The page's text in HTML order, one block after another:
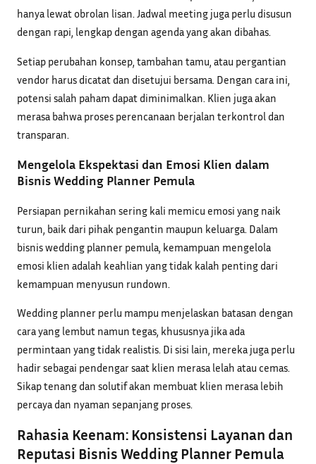
hanya lewat obrolan lisan. Jadwal meeting juga perlu disusun
dengan rapi, lengkap dengan agenda yang akan dibahas.
Setiap perubahan konsep, tambahan tamu, atau pergantian
vendor harus dicatat dan disetujui bersama. Dengan cara ini,
potensi salah paham dapat diminimalkan. Klien juga akan
merasa bahwa proses perencanaan berjalan terkontrol dan
transparan.
Mengelola Ekspektasi dan Emosi Klien dalam
Bisnis Wedding Planner Pemula
Persiapan pernikahan sering kali memicu emosi yang naik
turun, baik dari pihak pengantin maupun keluarga. Dalam
bisnis wedding planner pemula, kemampuan mengelola
emosi klien adalah keahlian yang tidak kalah penting dari
kemampuan menyusun rundown.
Wedding planner perlu mampu menjelaskan batasan dengan
cara yang lembut namun tegas, khususnya jika ada
permintaan yang tidak realistis. Di sisi lain, mereka juga perlu
hadir sebagai pendengar saat klien merasa lelah atau cemas.
Sikap tenang dan solutif akan membuat klien merasa lebih
percaya dan nyaman sepanjang proses.
Rahasia Keenam: Konsistensi Layanan dan
Reputasi Bisnis Wedding Planner Pemula